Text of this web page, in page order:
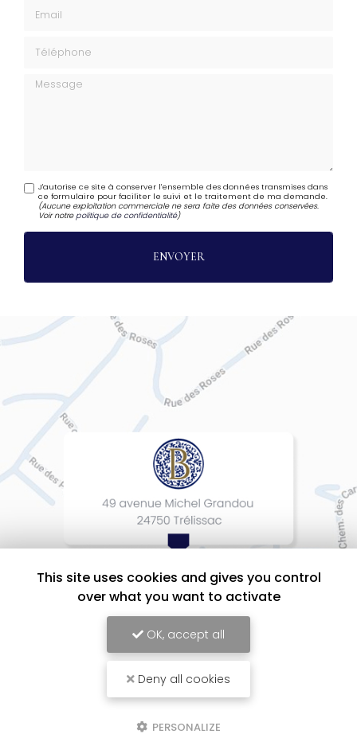
Message
J'autorise ce site à conserver l'ensemble des données transmises dans
ce formulaire pour faciliter le suivi et le traitement de ma demande.
(Aucune exploitation commerciale ne sera faite des données conservées.
Voir notrepolitique de confidentialité)
BEAUMONT Cuisines Intérieurs Design, Entreprise d'agencement intérieur
-Plan du site - Liens utiles
This site uses cookies and gives you control
over what you want to activate
OK, accept all
Deny all cookies
PERSONALIZE